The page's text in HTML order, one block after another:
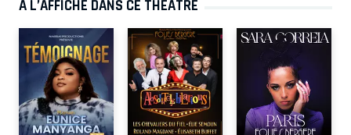
À L’AFFICHE DANS CE THÉÂTRE